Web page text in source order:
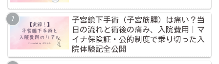
子宮鏡下手術（子宮筋腫）は痛い？当
日の流れと術後の痛み、入院費用｜マ
イナ保険証・公的制度で乗り切った入
院体験記全公開